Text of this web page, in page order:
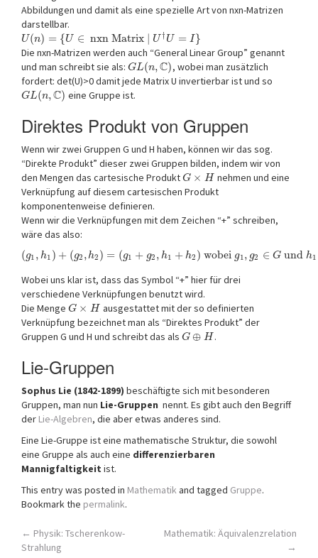
Abbildungen und damit als eine spezielle Art von nxn-Matrizen
darstellbar.
U (n) = {U ∈ nxn Matrix | U † U = I }
Die nxn-Matrizen werden auch “General Linear Group” genannt
und man schreibt sie als: GL(n,C), wobei man zusätzlich
fordert: det(U)>0 damit jede Matrix U invertierbar ist und so
GL(n,C) eine Gruppe ist.
Direktes Produkt von Gruppen
Wenn wir zwei Gruppen G und H haben, können wir das sog.
“Direkte Produkt” dieser zwei Gruppen bilden, indem wir von
den Mengen das cartesische Produkt G × H nehmen und eine
Verknüpfung auf diesem cartesischen Produkt
komponentenweise definieren.
Wenn wir die Verknüpfungen mit dem Zeichen “+” schreiben,
wäre das also:
(g1 , h1 ) + (g2 ,h2 ) = (g1 + g2 , h1 + h2 ) wobei g1, g2 ∈ Gund h1
Wobei uns klar ist, dass das Symbol “+” hier für drei
verschiedene Verknüpfungen benutzt wird.
Die Menge G × H ausgestattet mit der so definierten
Verknüpfung bezeichnet man als “Direktes Produkt” der
Gruppen G und H und schreibt das als G ⊕ H .
Lie-Gruppen
Sophus Lie (1842-1899) beschäftigte sich mit besonderen
Gruppen, man nun Lie-Gruppen nennt. Es gibt auch den Begriff
der Lie-Algebren, die aber etwas anderes sind.
Eine Lie-Gruppe ist eine mathematische Struktur, die sowohl
eine Gruppe als auch eine differenzierbaren
Mannigfaltigkeit ist.
This entry was posted in Mathematikand tagged Gruppe.
Bookmark the permalink.
Post
← Physik: Tscherenkow-
Strahlung
Mathematik: Äquivalenzrelation
→